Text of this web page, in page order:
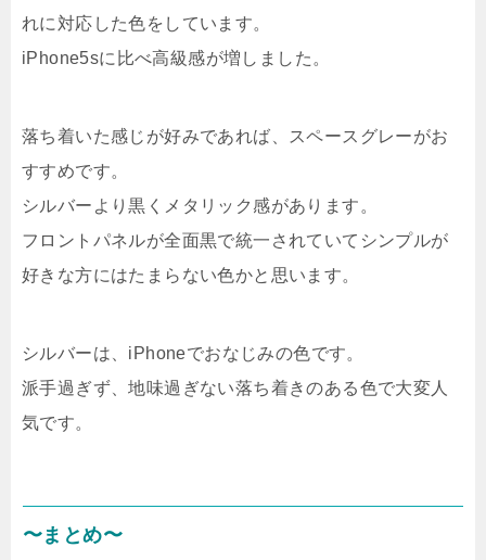
れに対応した色をしています。
iPhone5sに比べ高級感が増しました。
落ち着いた感じが好みであれば、スペースグレーがお
すすめです。
シルバーより黒くメタリック感があります。
フロントパネルが全面黒で統一されていてシンプルが
好きな方にはたまらない色かと思います。
シルバーは、iPhoneでおなじみの色です。
派手過ぎず、地味過ぎない落ち着きのある色で大変人
気です。
〜まとめ〜